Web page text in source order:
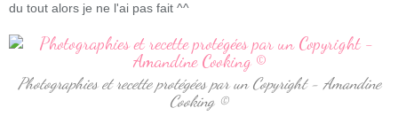
du tout alors je ne l'ai pas fait ^^
Photographies et recette protégées par un Copyright - Amandine
Cooking ©